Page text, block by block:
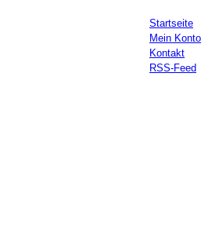
Startseite
Mein Konto
Kontakt
RSS-Feed